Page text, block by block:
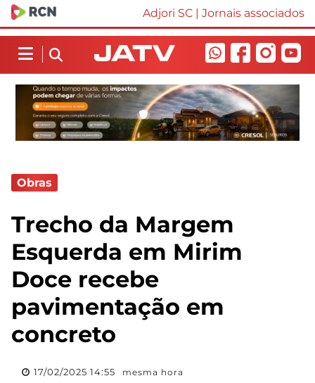
Adjori SC | Jornais associados
Obras
Trecho da Margem
Esquerda em Mirim
Doce recebe
pavimentação em
concreto
17/02/2025 14:55 mesma hora